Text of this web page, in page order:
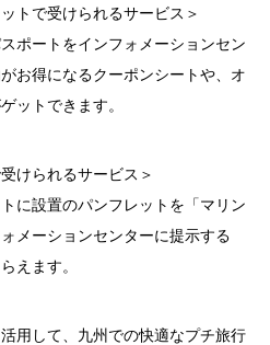
トで受けられるサービス＞
ポートをインフォメーションセン
お得になるクーポンシートや、オ
ットできます。
けられるサービス＞
に設置のパンフレットを「マリン
メーションセンターに提示する
えます。
用して、九州での快適なプチ旅行